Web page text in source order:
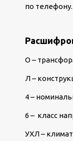
по телефону.
О –
Л –
4 –
6 – класс
УХЛ –